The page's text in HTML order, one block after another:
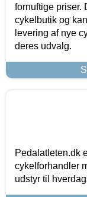
fornuftige priser.
cykelbutik og
levering af nye
deres udvalg.
Pedalatleten.dk
cykelforhandler
udstyr til